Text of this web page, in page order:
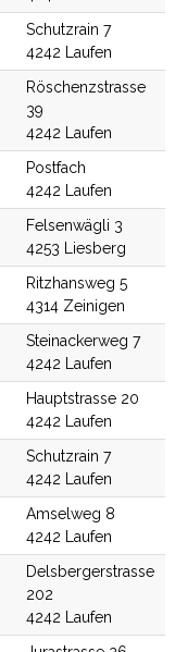
Schutzrain 7
4242 Laufen
Röschenzstrasse
39
4242 Laufen
Postfach
4242 Laufen
Felsenwägli 3
4253 Liesberg
Ritzhansweg 5
4314 Zeinigen
Steinackerweg 7
4242 Laufen
Hauptstrasse 20
4242 Laufen
Schutzrain 7
4242 Laufen
Amselweg 8
4242 Laufen
Delsbergerstrasse
202
4242 Laufen